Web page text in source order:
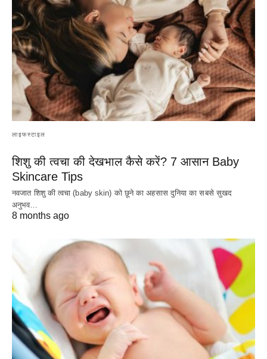
लाइफस्टाइल
शिशु की त्वचा की देखभाल कैसे करें? 7 आसान Baby
Skincare Tips
नवजात शिशु की त्वचा (baby skin) को छूने का अहसास दुनिया का सबसे सुखद
अनुभव…
8 months ago